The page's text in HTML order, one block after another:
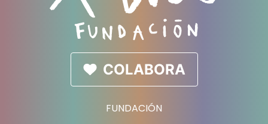
FUNDACIÓN
COLABORA